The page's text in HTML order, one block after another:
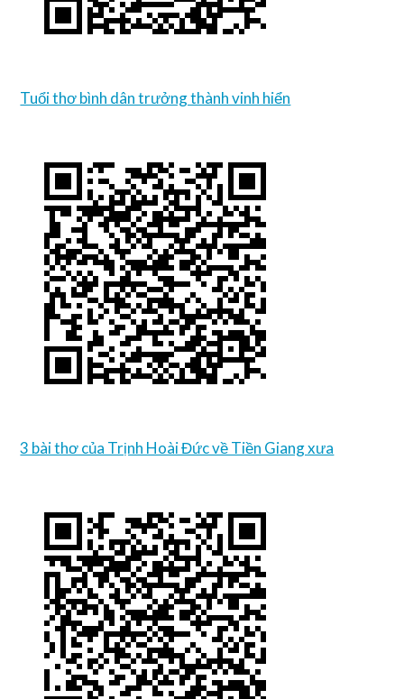
Tuổi thơ bình dân trưởng thành vinh hiển
3 bài thơ của Trịnh Hoài Đức về Tiền Giang xưa